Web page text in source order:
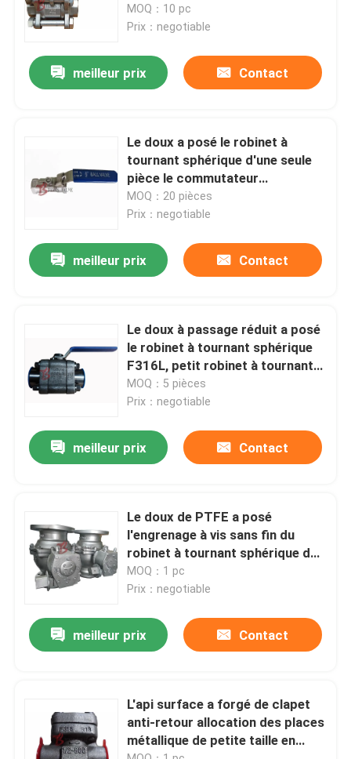
Produits
Visite d'usine
Contactez-nous
Demandez une citation
Cast Valve Porte d'acier
Swing clapet
inoxydable de fonte 1000PSI
MOQ：10 pc
Prix：negotiable
meilleur prix Contact
Le doux a posé le robinet à
tournant sphérique d'une seule
pièce le commutateur
CF8M/SS316 d'A351/TNP 1000
livres par pouce carré
MOQ：20 pièces
Prix：negotiable
meilleur prix Contact
Le doux à passage réduit a posé
le robinet à tournant sphérique
F316L, petit robinet à tournant
sphérique 800LB forgé
MOQ：5 pièces
Prix：negotiable
meilleur prix Contact
Le doux de PTFE a posé
l'engrenage à vis sans fin du
robinet à tournant sphérique de
flottement de robinet à tournant
sphérique 150LB Q41F au
MOQ：1 pc
Prix：negotiable
meilleur prix Contact
L'api surface a forgé de clapet
anti-retour allocation des places
métallique de petite taille en